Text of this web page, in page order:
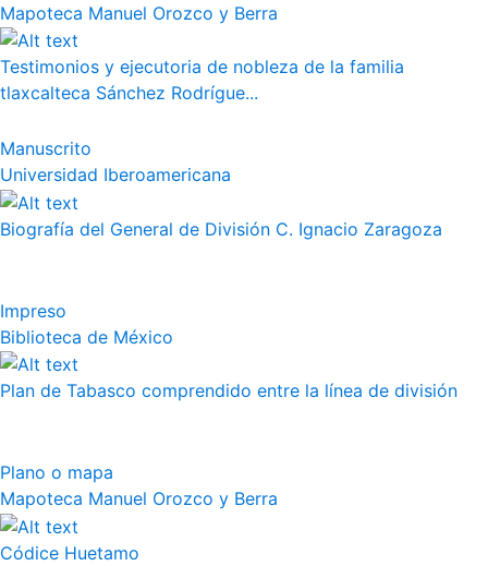
Mapoteca Manuel Orozco y Berra
Testimonios y ejecutoria de nobleza de la familia
tlaxcalteca Sánchez Rodrígue...
Manuscrito
Universidad Iberoamericana
Biografía del General de División C. Ignacio Zaragoza
Impreso
Biblioteca de México
Plan de Tabasco comprendido entre la línea de división
Plano o mapa
Mapoteca Manuel Orozco y Berra
Códice Huetamo